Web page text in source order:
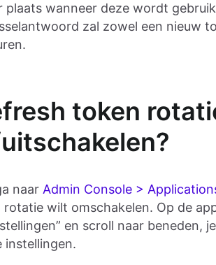
plaats wanneer deze wordt
zal zowel een nieuw
token
naar Admin Console >
wilt omschakelen. Op de
en scroll naar beneden,
instellingen.